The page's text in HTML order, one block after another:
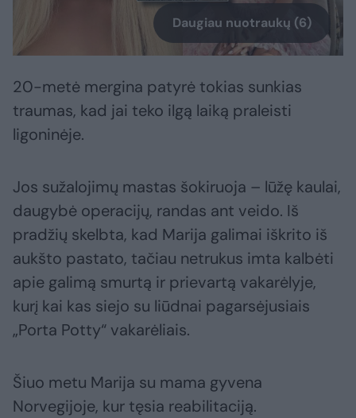
Daugiau nuotraukų (6)
20-metė mergina patyrė tokias sunkias
traumas, kad jai teko ilgą laiką praleisti
ligoninėje.
Jos sužalojimų mastas šokiruoja – lūžę kaulai,
daugybė operacijų, randas ant veido. Iš
pradžių skelbta, kad Marija galimai iškrito iš
aukšto pastato, tačiau netrukus imta kalbėti
apie galimą smurtą ir prievartą vakarėlyje,
kurį kai kas siejo su liūdnai pagarsėjusiais
„Porta Potty“ vakarėliais.
Šiuo metu Marija su mama gyvena
Norvegijoje, kur tęsia reabilitaciją.